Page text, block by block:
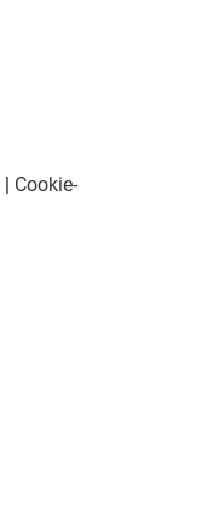
| Cookie-